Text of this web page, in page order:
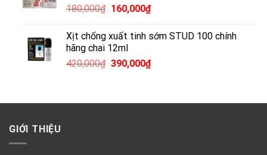
180,000₫ Giá
là:
180,000₫.
160,000₫Giá
tại
160,000₫.
Xịt chống xuất tinh sớm STUD 100 chính
hãng chai 12ml
420,000₫ Giá
420,000₫.
390,000₫Giá
là:
GIỚI THIỆU